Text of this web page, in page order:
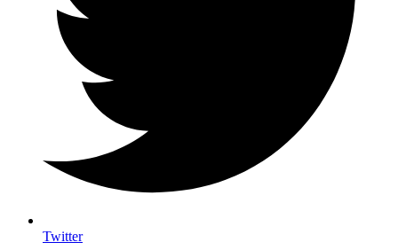
Twitter